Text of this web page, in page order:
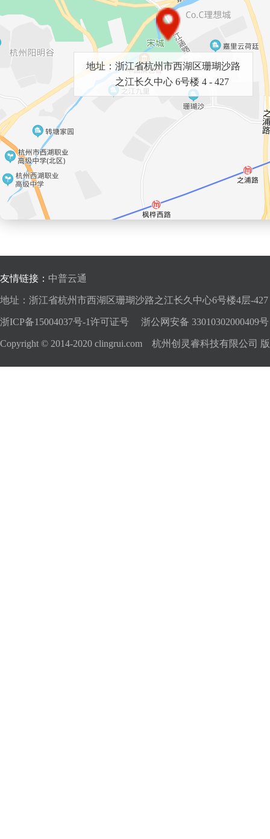
地址：浙江省杭州市西湖区珊瑚沙路
之江长久中心 6号楼 4 - 427
友情链接： 中普云通
地址：浙江省杭州市西湖区珊瑚沙路之江长久中心6号楼4层-427
浙ICP备15004037号-1许可证号 浙公网安备 33010302000409号
Copyright © 2014-2020 clingrui.com 杭州创灵睿科技有限公司